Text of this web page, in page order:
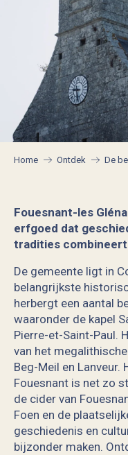
Home Ontdek De
Fouesnant-les
erfgoed dat
tradities
De gemeente ligt in
belangrijkste
herbergt een aantal
waaronder de kapel
Pierre-et-Saint-Paul.
van het
Beg-Meil en Lanveur.
Fouesnant is net zo
de cider van
Foen en de
geschiedenis en
bijzonder maken.